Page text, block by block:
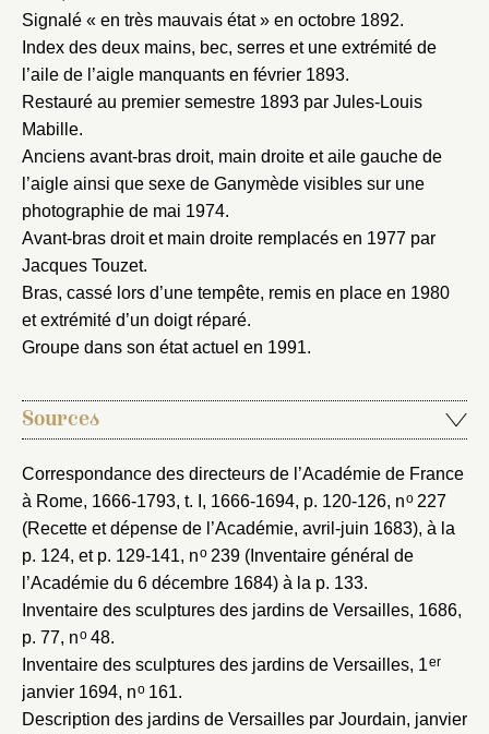
Signalé « en très mauvais état » en octobre 1892.
Index des deux mains, bec, serres et une extrémité de
l’aile de l’aigle manquants en février 1893.
Restauré au premier semestre 1893 par Jules-Louis
Mabille.
Anciens avant-bras droit, main droite et aile gauche de
l’aigle ainsi que sexe de Ganymède visibles sur une
photographie de mai 1974.
Avant-bras droit et main droite remplacés en 1977 par
Jacques Touzet.
Bras, cassé lors d’une tempête, remis en place en 1980
et extrémité d’un doigt réparé.
Groupe dans son état actuel en 1991.
Sources
Correspondance des directeurs de l’Académie de France
à Rome, 1666-1793, t. I, 1666-1694, p. 120-126, no227
(Recette et dépense de l’Académie, avril-juin 1683), à la
p. 124, et p. 129-141, no239 (Inventaire général de
l’Académie du 6 décembre 1684) à la p. 133.
Inventaire des sculptures des jardins de Versailles, 1686,
p. 77, no48.
Inventaire des sculptures des jardins de Versailles, 1er
janvier 1694, no161.
Description des jardins de Versailles par Jourdain, janvier
Nom du dossier
Valider
Nouveau dossier
Créer et ajouter
Courriel
Mot de passe
Envoyer